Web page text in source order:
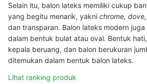
Selain itu, balon lateks memiliki cukup
yang begitu menarik, yakni chrome,
dan transparan. Balon lateks modern
dalam bentuk bulat atau oval. Bentuk
kepala beruang, dan balon berukuran
ditemukan dalam bentuk balon lateks.
Lihat ranking produk